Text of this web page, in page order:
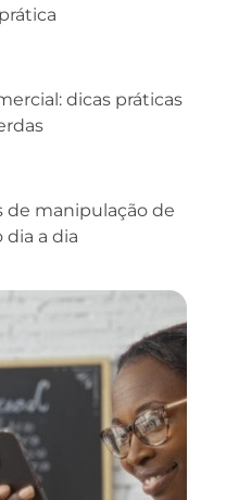
dicas práticas
de manipulação de
a dia